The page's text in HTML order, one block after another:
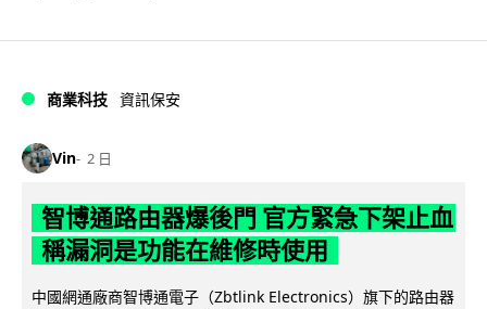
商業科技 資訊保安
Vin 2 日
智博通路由器爆後門 官方緊急下架止血
稱漏洞是功能在維修時使用
中國網通廠商智博通電子（Zbtlink Electronics）旗下的路由器